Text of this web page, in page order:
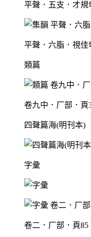
平聲．五支．才規
平聲．六脂．視佳
類篇
卷九中．厂部．頁
四聲篇海(明刊本)
字彙
卷二．厂部．頁85